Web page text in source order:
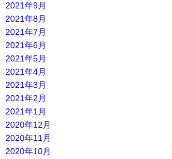
2021年9月
2021年8月
2021年7月
2021年6月
2021年5月
2021年4月
2021年3月
2021年2月
2021年1月
2020年12月
2020年11月
2020年10月